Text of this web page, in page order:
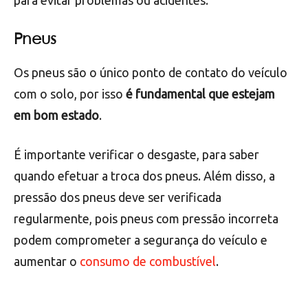
disso, o ar-condicionado é muito importante para o
conforto dos ocupantes do veículo, especialmente
É importante verificar se todos esses
componentes estão funcionando corretamente,
Pneus
Os pneus são o único ponto de contato do veículo
com o solo, por issoé fundamental que estejam
em bom estado.